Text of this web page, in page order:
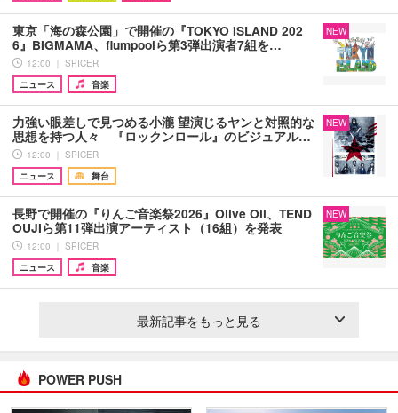
東京「海の森公園」で開催の『TOKYO ISLAND 202
6』BIGMAMA、flumpoolら第3弾出演者7組を…
12:00 ｜ SPICER
ニュース
音楽
NEW
力強い眼差しで見つめる小瀧 望演じるヤンと対照的な
思想を持つ人々 『ロックンロール』のビジュアル…
12:00 ｜ SPICER
ニュース
舞台
NEW
長野で開催の『りんご音楽祭2026』Olive Oil、TEND
OUJIら第11弾出演アーティスト（16組）を発表
12:00 ｜ SPICER
ニュース
音楽
NEW
最新記事をもっと見る
POWER PUSH